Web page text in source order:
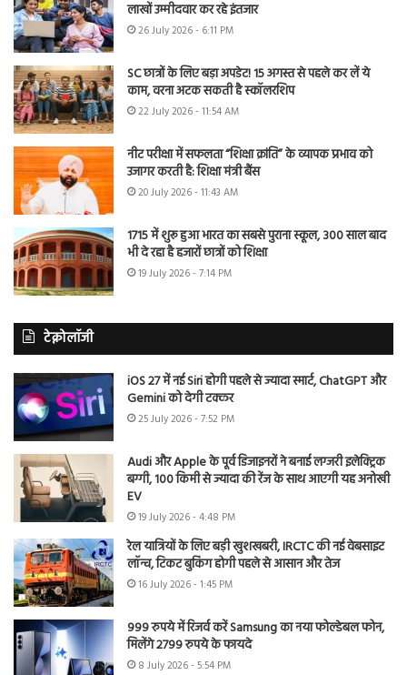
लाखों उम्मीदवार कर रहे इंतजार
26 July 2026 - 6:11 PM
SC छात्रों के लिए बड़ा अपडेट! 15 अगस्त से पहले कर लें ये
काम, वरना अटक सकती है स्कॉलरशिप
22 July 2026 - 11:54 AM
नीट परीक्षा में सफलता “शिक्षा क्रांति” के व्यापक प्रभाव को
उजागर करती है: शिक्षा मंत्री बैंस
20 July 2026 - 11:43 AM
1715 में शुरू हुआ भारत का सबसे पुराना स्कूल, 300 साल बाद
भी दे रहा है हजारों छात्रों को शिक्षा
19 July 2026 - 7:14 PM
टेक्नोलॉजी
iOS 27 में नई Siri होगी पहले से ज्यादा स्मार्ट, ChatGPT और
Gemini को देगी टक्कर
25 July 2026 - 7:52 PM
Audi और Apple के पूर्व डिजाइनरों ने बनाई लग्जरी इलेक्ट्रिक
बग्गी, 100 किमी से ज्यादा की रेंज के साथ आएगी यह अनोखी
EV
19 July 2026 - 4:48 PM
रेल यात्रियों के लिए बड़ी खुशखबरी, IRCTC की नई वेबसाइट
लॉन्च, टिकट बुकिंग होगी पहले से आसान और तेज
16 July 2026 - 1:45 PM
999 रुपये में रिजर्व करें Samsung का नया फोल्डेबल फोन,
मिलेंगे 2799 रुपये के फायदे
8 July 2026 - 5:54 PM